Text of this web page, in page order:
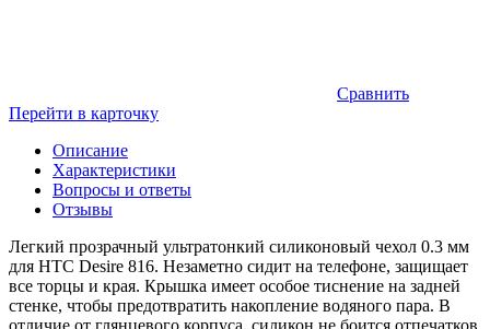
Сравнить
Перейти в карточку
Описание
Характеристики
Вопросы и ответы
Отзывы
Легкий прозрачный ультратонкий силиконовый чехол 0.3 мм
для HTC Desire 816. Незаметно сидит на телефоне, защищает
все торцы и края. Крышка имеет особое тиснение на задней
стенке, чтобы предотвратить накопление водяного пара. В
отличие от глянцевого корпуса, силикон не боится отпечатков